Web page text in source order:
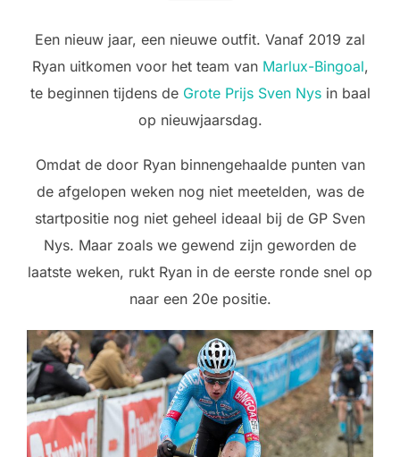
Een nieuw jaar, een nieuwe outfit. Vanaf 2019 zal
Ryan uitkomen voor het team van Marlux-Bingoal,
te beginnen tijdens de Grote Prijs Sven Nysin baal
op nieuwjaarsdag.
Omdat de door Ryan binnengehaalde punten van
de afgelopen weken nog niet meetelden, was de
startpositie nog niet geheel ideaal bij de GP Sven
Nys. Maar zoals we gewend zijn geworden de
laatste weken, rukt Ryan in de eerste ronde snel op
naar een 20e positie.